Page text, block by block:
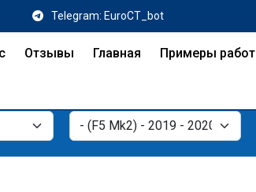
Telegram: EuroCT_bot
Отзывы Главная Примеры работ